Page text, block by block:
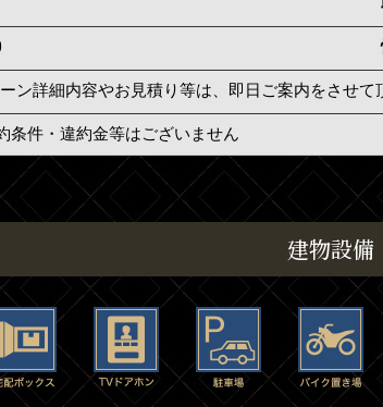
ン詳細内容やお見積り等は、即日ご案内をさせて
件・違約金等はございません
建物設備